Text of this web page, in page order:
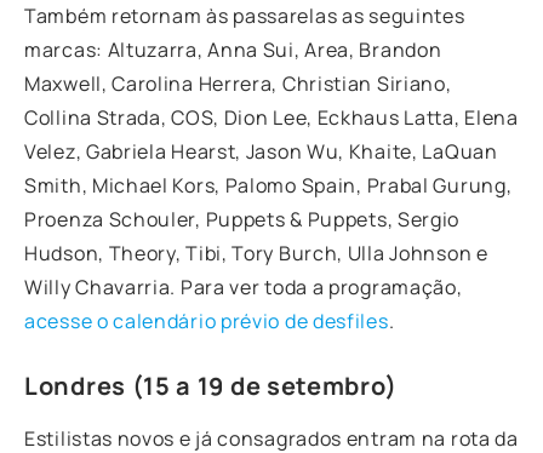
Também retornam às passarelas as seguintes
marcas: Altuzarra, Anna Sui, Area, Brandon
Maxwell, Carolina Herrera, Christian Siriano,
Collina Strada, COS, Dion Lee, Eckhaus Latta, Elena
Velez, Gabriela Hearst, Jason Wu, Khaite, LaQuan
Smith, Michael Kors, Palomo Spain, Prabal Gurung,
Proenza Schouler, Puppets & Puppets, Sergio
Hudson, Theory, Tibi, Tory Burch, Ulla Johnson e
Willy Chavarria. Para ver toda a programação,
acesse o calendário prévio de desfiles.
Londres (15 a 19 de setembro)
Estilistas novos e já consagrados entram na rota da